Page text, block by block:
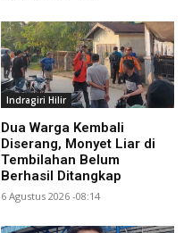
Indragiri Hilir
Dua Warga Kembali
Diserang, Monyet Liar di
Tembilahan Belum
Berhasil Ditangkap
6 Agustus 2026 -08:14